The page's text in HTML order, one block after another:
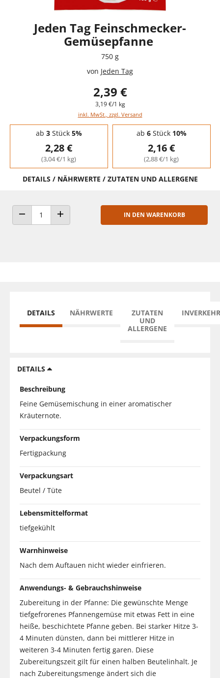
Jeden Tag Feinschmecker-
Gemüsepfanne
750 g
von Jeden Tag
2,39 €
3,19 €/1 kg
inkl. MwSt., zzgl. Versand
Staffelpreise - Mengenrabatt
ab 3Stück 5%
2,28 €
(3,04 €/1 kg)
ab 6Stück 10%
2,16 €
(2,88 €/1 kg)
DETAILS / NÄHRWERTE / ZUTATEN UND ALLERGENE
ANZAHL VERRINGERNANZAHL ERHÖHEN
IN DEN WARENKORB
DETAILS NÄHRWERTE
ZUTATEN
UND
ALLERGENE
DETAILS
Beschreibung
Feine Gemüsemischung in einer aromatischer
Kräuternote.
Verpackungsform
Fertigpackung
Verpackungsart
Beutel / Tüte
Lebensmittelformat
tiefgekühlt
Warnhinweise
Nach dem Auftauen nicht wieder einfrieren.
Anwendungs- & Gebrauchshinweise
Zubereitung in der Pfanne: Die gewünschte Menge
tiefgefrorenes Pfannengemüse mit etwas Fett in eine
heiße, beschichtete Pfanne geben. Bei starker Hitze 3-
4 Minuten dünsten, dann bei mittlerer Hitze in
weiteren 3-4 Minuten fertig garen. Diese
Zubereitungszeit gilt für einen halben Beutelinhalt. Je
nach Zubereitungsmenge ändert sich die